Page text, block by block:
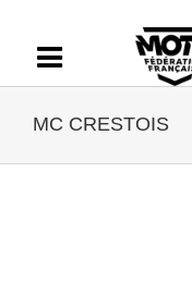
contenu
MC CRESTOIS